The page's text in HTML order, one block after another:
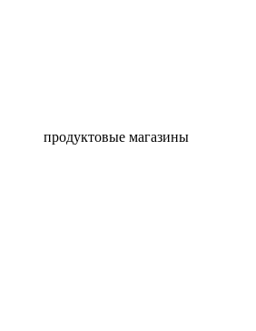
продуктовые магазины